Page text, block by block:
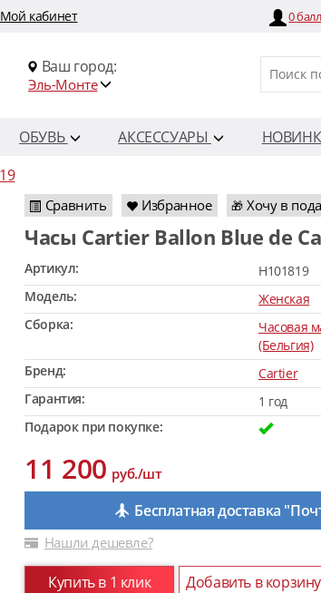
Мой кабинет 0
Ваш город:
Эль-Монте
ОБУВЬ АКСЕССУАРЫ
Сравнить Избранное 🎁 Хочу в
Часы Cartier Ballon Blue de
Артикул:
H101819
Модель:
Женская
Сборка:
Часовая
(Бельгия)
Бренд:
Cartier
Гарантия:
1 год
Подарок при покупке:
11 200руб./шт
Бесплатная доставка
Нашли дешевле?
Купить в 1 клик Добавить в корзину